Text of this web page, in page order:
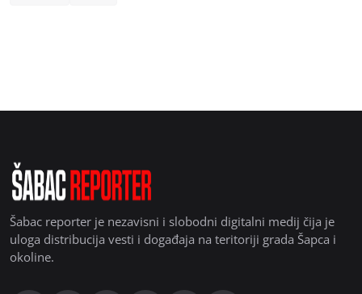
Šabac reporter je nezavisni i slobodni digitalni medij čija je
uloga distribucija vesti i događaja na teritoriji grada Šapca i
okoline.